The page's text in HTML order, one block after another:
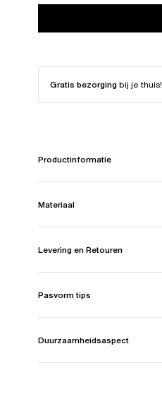
Gratis bezorgingbij je thuis!
Productinformatie
Materiaal
Levering en Retouren
Pasvorm tips
Duurzaamheidsaspect